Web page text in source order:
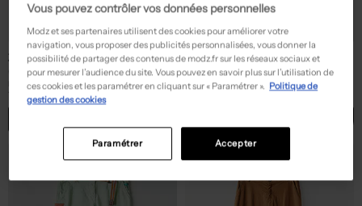
29,95€59,90€ -50%
GUESS
Pantalon chino - Stretch bleu
19,99€39,99€ -50%
GARCIA
Pantalon chino - Stretch bleu
Vous pouvez contrôler vos données personnelles
Modz et ses partenaires utilisent des cookies pour améliorer votre
navigation, vous proposer des publicités personnalisées, vous donner la
possibilité de partager des contenus de modz.fr sur les réseaux sociaux et
pour mesurer l’audience du site. Vous pouvez en savoir plus sur l’utilisation de
ces cookies et les paramétrer en cliquant sur « Paramétrer ». Politique de
gestion des cookies
Accepter
Paramétrer